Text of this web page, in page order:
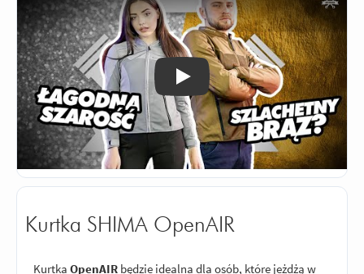
Odtwórz
Kurtka SHIMA OpenAIR
Kurtka OpenAIR będzie idealna dla osób, które jeżdżą w